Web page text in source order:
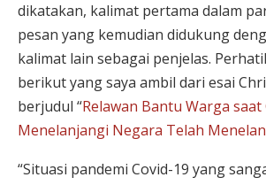
dikatakan, kalimat pertama dalam
pesan yang kemudian didukung
kalimat lain sebagai penjelas.
berikut yang saya ambil dari esai
berjudul “Relawan Bantu Warga saat
Menelanjangi Negara Telah
“Situasi pandemi Covid-19 yang